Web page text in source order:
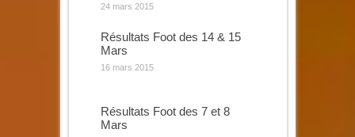
24 mars 2015
Résultats Foot des 14 & 15
Mars
16 mars 2015
Résultats Foot des 7 et 8
Mars